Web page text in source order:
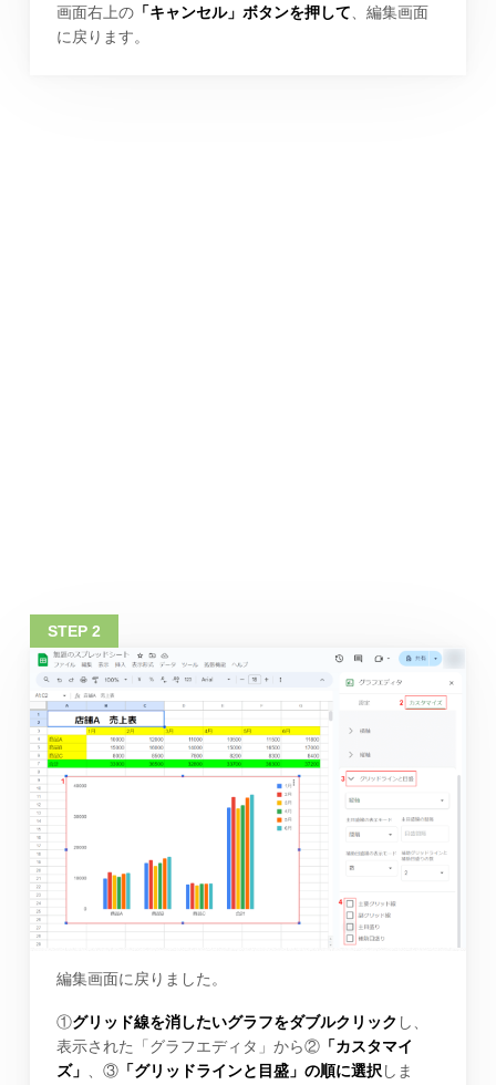
画面右上の「キャンセル」ボタンを押して、編集画面
に戻ります。
編集画面に戻りました。
①グリッド線を消したいグラフをダブルクリック し、
表示された「グラフエディタ」から②「カスタマイ
ズ」
、③「グリッドラインと目盛」の順に選択 しま